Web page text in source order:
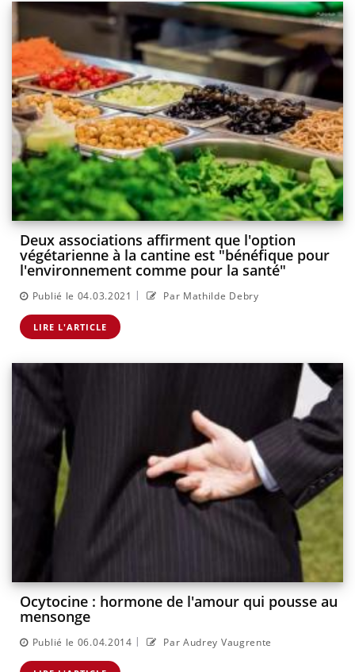
Deux associations affirment que l'option
végétarienne à la cantine est "bénéfique pour
l'environnement comme pour la santé"
Publié le 04.03.2021 | Par Mathilde Debry
LIRE L'ARTICLE
Ocytocine : hormone de l'amour qui pousse au
mensonge
Publié le 06.04.2014 | Par Audrey Vaugrente